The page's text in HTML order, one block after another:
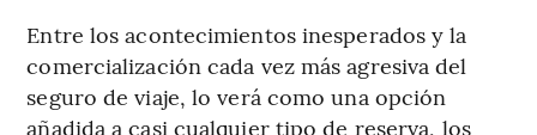
Entre los acontecimientos inesperados y la
comercialización cada vez más agresiva del
seguro de viaje, lo verá como una opción
añadida a casi cualquier tipo de reserva, los